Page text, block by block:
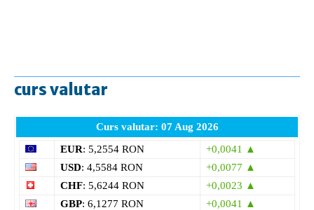
curs valutar
Curs valutar: 07 Aug 2026
EUR: 5,2554 RON
+0,0041 ▲
USD: 4,5584 RON
+0,0077 ▲
CHF: 5,6244 RON
+0,0023 ▲
GBP: 6,1277 RON
+0,0041 ▲